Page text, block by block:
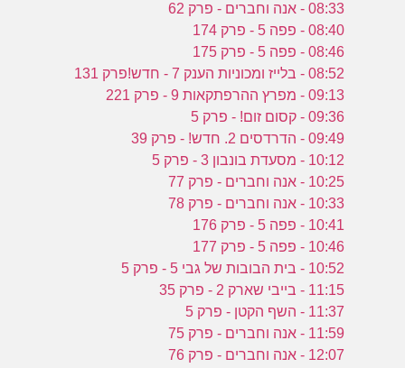
08:33 - אנה וחברים - פרק 62
08:40 - פפה 5 - פרק 174
08:46 - פפה 5 - פרק 175
08:52 - בלייז ומכוניות הענק 7 - חדש!פרק 131
09:13 - מפרץ ההרפתקאות 9 - פרק 221
09:36 - קסום זום! - פרק 5
09:49 - הדרדסים 2. חדש! - פרק 39
10:12 - מסעדת בונבון 3 - פרק 5
10:25 - אנה וחברים - פרק 77
10:33 - אנה וחברים - פרק 78
10:41 - פפה 5 - פרק 176
10:46 - פפה 5 - פרק 177
10:52 - בית הבובות של גבי 5 - פרק 5
11:15 - בייבי שארק 2 - פרק 35
11:37 - השף הקטן - פרק 5
11:59 - אנה וחברים - פרק 75
12:07 - אנה וחברים - פרק 76